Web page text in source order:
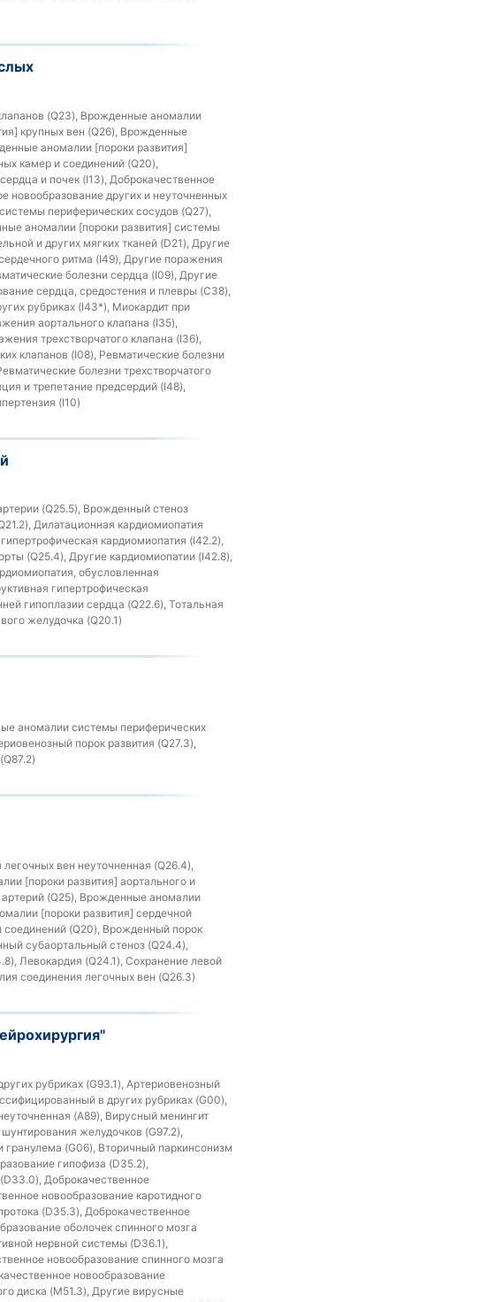
(Q23), Врожденные аномалии
крупных вен (Q26), Врожденные
аномалии [пороки развития]
камер и соединений (Q20),
и почек (I13), Доброкачественное
новообразование других и неуточненных
периферических сосудов (Q27),
аномалии [пороки развития] системы
и других мягких тканей (D21), Другие
ритма (I49), Другие поражения
болезни сердца (I09), Другие
сердца, средостения и плевры (C38),
рубриках (I43*), Миокардит при
аортального клапана (I35),
трехстворчатого клапана (I36),
клапанов (I08), Ревматические болезни
болезни трехстворчатого
и трепетание предсердий (I48),
(I10)
(Q25.5), Врожденный стеноз
Дилатационная кардиомиопатия
кардиомиопатия (I42.2),
(Q25.4), Другие кардиомиопатии (I42.8),
обусловленная
гипертрофическая
гипоплазии сердца (Q22.6), Тотальная
желудочка (Q20.1)
аномалии системы периферических
порок развития (Q27.3),
вен неуточненная (Q26.4),
[пороки развития] аортального и
(Q25), Врожденные аномалии
[пороки развития] сердечной
соединений (Q20), Врожденный порок
субаортальный стеноз (Q24.4),
Левокардия (Q24.1), Сохранение левой
соединения легочных вен (Q26.3)
рубриках (G93.1), Артериовенозный
в других рубриках (G00),
(A89), Вирусный менингит
желудочков (G97.2),
(G06), Вторичный паркинсонизм
гипофиза (D35.2),
Доброкачественное
новообразование каротидного
(D35.3), Доброкачественное
оболочек спинного мозга
нервной системы (D36.1),
новообразование спинного мозга
новообразование
диска (M51.3), Другие вирусные